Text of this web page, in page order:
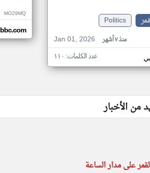
Politics
Jan 01, 2026
منذ ٧ أشهر
عدد الكلمات: ١١٠
MO29MQ
bbc.com
من الأخبار
على مدار الساعة